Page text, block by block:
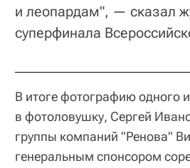
и леопардам", — сказал
суперфинала
В итоге фотографию одного
в фотоловушку, Сергей
группы компаний "Ренова"
генеральным спонсором